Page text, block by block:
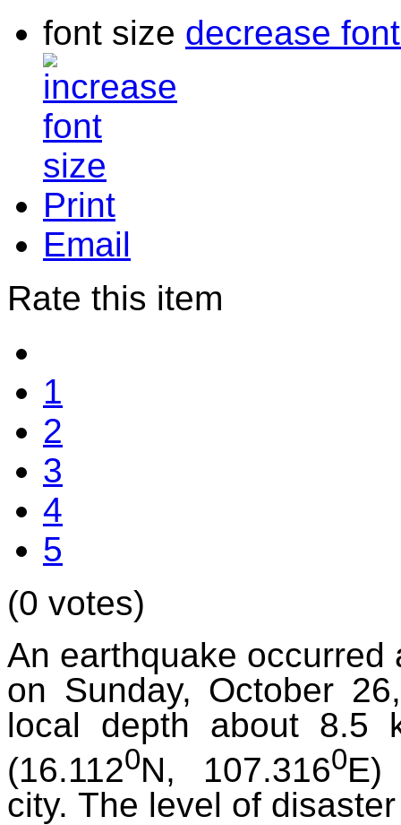
font size decrease
Print
Email
Rate this item
1
2
3
4
5
(0 votes)
An earthquake
on Sunday, October
local depth about 8.5
(16.1120N, 107.3160E)
city. The level of